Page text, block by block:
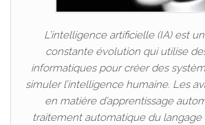
L’intelligence artificielle (IA) est
constante évolution qui utilise
informatiques pour créer des
simuler l’intelligence humaine. Les
en matière d’apprentissage
traitement automatique du